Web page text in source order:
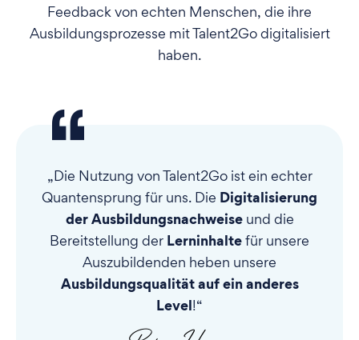
Feedback von echten Menschen, die ihre
Ausbildungsprozesse mit Talent2Go digitalisiert
haben.
„Die Nutzung von Talent2Go ist ein echter
Quantensprung für uns. Die Digitalisierung
der Ausbildungsnachweiseund die
Bereitstellung der Lerninhaltefür unsere
Auszubildenden heben unsere
Ausbildungsqualität auf ein anderes
Level!“